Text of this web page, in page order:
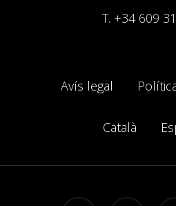
T. +34 609
Avís legal
Català
facebook youtube